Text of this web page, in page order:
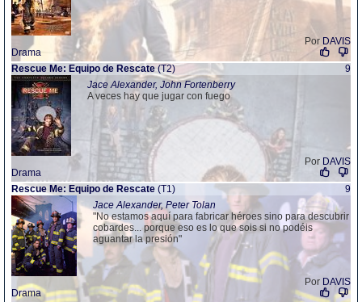
Por DAVIS
Drama
Rescue Me: Equipo de Rescate(T2)
9
Jace Alexander, John Fortenberry
A veces hay que jugar con fuego
Por DAVIS
Drama
Rescue Me: Equipo de Rescate (T1)
9
Jace Alexander, Peter Tolan
"No estamos aquí para fabricar héroes sino para descubrir
cobardes... porque eso es lo que sois si no podéis
aguantar la presión"
Por DAVIS
Drama